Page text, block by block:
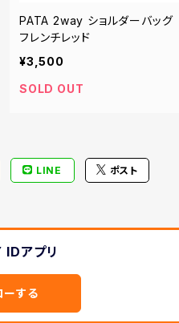
PATA 2way ショルダーバッグ
フレンチレッド
¥3,500
SOLD OUT
LINE ポスト
IDアプリ
ーする